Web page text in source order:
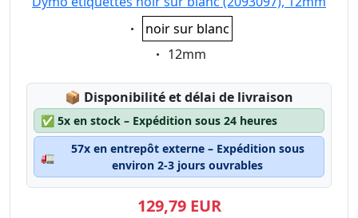
Eigenschaft:
noir sur blanc
Eigenschaft:
12mm
📦 Lagerstatus:
Disponibilité et délai de livraison
✅ 5x en stock – Expédition sous 24 heures
🚛
57x en entrepôt externe – Expédition sous
environ 2-3 jours ouvrables
129,79 EUR